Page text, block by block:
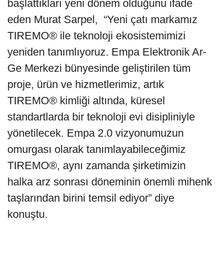
başlattıkları yeni dönem olduğunu ifade
eden Murat Sarpel, “Yeni çatı markamız
TIREMO® ile teknoloji ekosistemimizi
yeniden tanımlıyoruz. Empa Elektronik Ar-
Ge Merkezi bünyesinde geliştirilen tüm
proje, ürün ve hizmetlerimiz, artık
TIREMO® kimliği altında, küresel
standartlarda bir teknoloji evi disipliniyle
yönetilecek. Empa 2.0 vizyonumuzun
omurgası olarak tanımlayabileceğimiz
TIREMO®, aynı zamanda şirketimizin
halka arz sonrası döneminin önemli mihenk
taşlarından birini temsil ediyor” diye
konuştu.